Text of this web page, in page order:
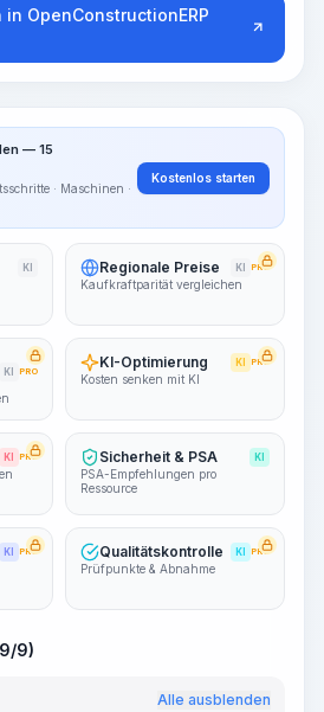
OpenConstructionERP
— 15
· Maschinen ·
Kostenlos starten
KI Regionale Preise KI PRO
Kaufkraftparität vergleichen
KI PRO
KI-Optimierung KI PRO
Kosten senken mit KI
KI PRO Sicherheit & PSA KI
PSA-Empfehlungen pro
Ressource
KI PRO Qualitätskontrolle KI PRO
Prüfpunkte & Abnahme
9)
Alle ausblenden